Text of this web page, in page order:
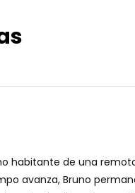
habitante de una
avanza, Bruno